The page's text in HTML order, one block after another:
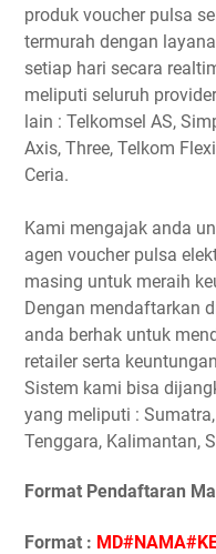
produk voucher pulsa
termurah dengan
setiap hari secara
meliputi seluruh
lain : Telkomsel AS,
Axis, Three, Telkom
Ceria.
Kami mengajak anda
agen voucher pulsa
masing untuk meraih
Dengan mendaftarkan
anda berhak untuk
retailer serta
Sistem kami bisa
yang meliputi :
Tenggara, Kalimantan,
Format Pendaftaran
Format :